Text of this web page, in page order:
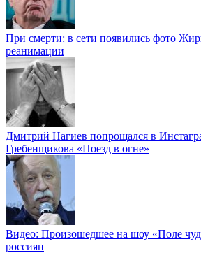
При смерти: в сети появились фото
реанимации
Дмитрий Нагиев попрощался в
Гребенщикова «Поезд в огне»
Видео: Произошедшее на шоу «Поле
россиян